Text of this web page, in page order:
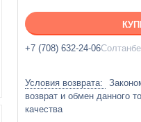
+7 (708) 632-24-06
возврат и обмен данного
качества